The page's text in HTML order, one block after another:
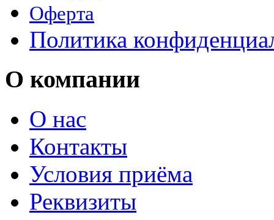
Оферта
Политика
О компании
О нас
Контакты
Условия приёма
Реквизиты